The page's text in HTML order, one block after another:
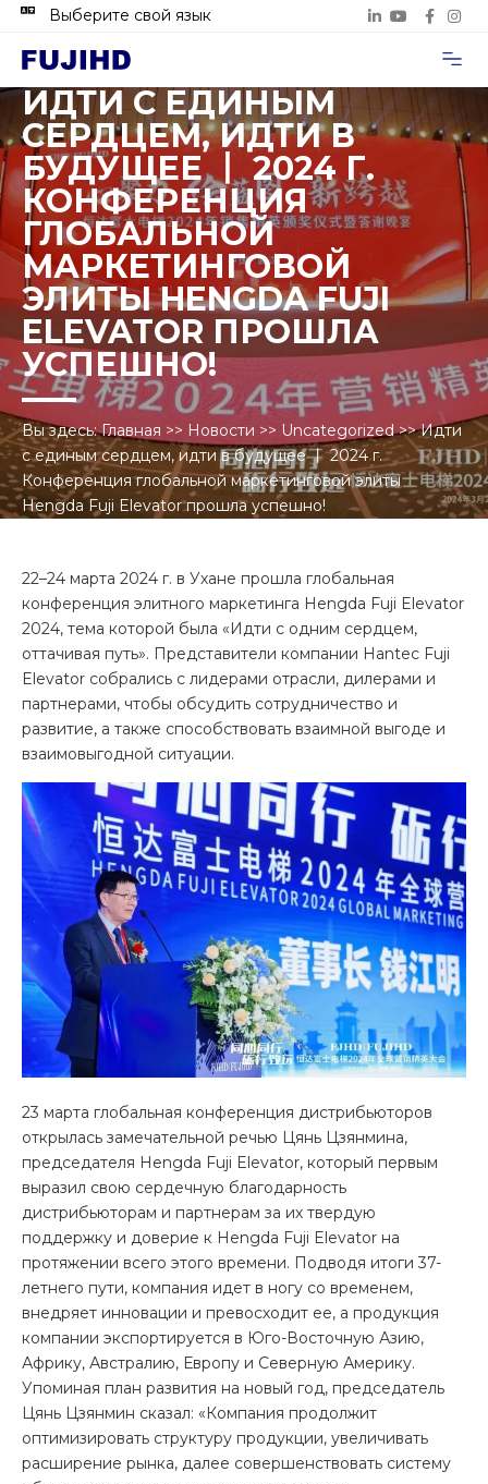
Выберите свой язык
ИДТИ С ЕДИНЫМ
СЕРДЦЕМ, ИДТИ В
БУДУЩЕЕ 丨 2024 Г.
КОНФЕРЕНЦИЯ
ГЛОБАЛЬНОЙ
МАРКЕТИНГОВОЙ
ЭЛИТЫ HENGDA FUJI
ELEVATOR ПРОШЛА
УСПЕШНО!
Вы здесь:Главная >> Новости >> Uncategorized>>Идти
с единым сердцем, идти в будущее 丨 2024 г.
Конференция глобальной маркетинговой элиты
Hengda Fuji Elevator прошла успешно!
22–24 марта 2024 г. в Ухане прошла глобальная
конференция элитного маркетинга Hengda Fuji Elevator
2024, тема которой была «Идти с одним сердцем,
оттачивая путь». Представители компании Hantec Fuji
Elevator собрались с лидерами отрасли, дилерами и
партнерами, чтобы обсудить сотрудничество и
развитие, а также способствовать взаимной выгоде и
взаимовыгодной ситуации.
23 марта глобальная конференция дистрибьюторов
открылась замечательной речью Цянь Цзянмина,
председателя Hengda Fuji Elevator, который первым
выразил свою сердечную благодарность
дистрибьюторам и партнерам за их твердую
поддержку и доверие к Hengda Fuji Elevator на
протяжении всего этого времени. Подводя итоги 37-
летнего пути, компания идет в ногу со временем,
внедряет инновации и превосходит ее, а продукция
компании экспортируется в Юго-Восточную Азию,
Африку, Австралию, Европу и Северную Америку.
Упоминая план развития на новый год, председатель
Цянь Цзянмин сказал: «Компания продолжит
оптимизировать структуру продукции, увеличивать
расширение рынка, далее совершенствовать систему